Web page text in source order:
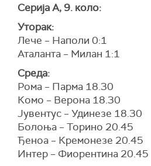
Серија А, 9. коло:
Уторак:
Лече – Наполи 0:1
Аталанта – Милан 1:1
Среда:
Рома – Парма 18.30
Комо – Верона 18.30
Јувентус – Удинезе 18.30
Болоња – Торино 20.45
Ђеноа – Кремонезе 20.45
Интер – Фиорентина 20.45